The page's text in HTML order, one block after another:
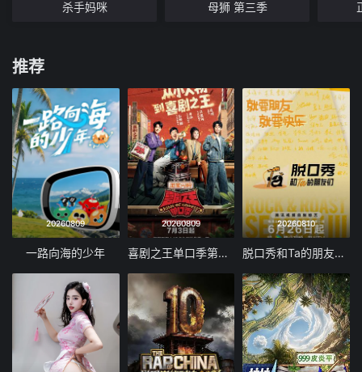
杀手妈咪 母狮 第三季
推荐
20260809
一路向海的少年
20260809
喜剧之王单口季第三季
20260810
脱口秀和Ta的朋友们 第三季